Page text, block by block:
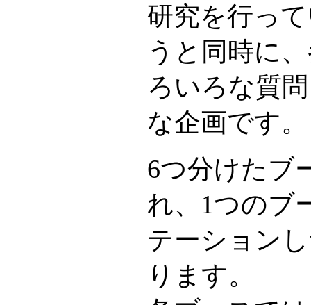
研究を行っ
うと同時に
ろいろな質
な企画です。
6つ分けたブ
れ、1つのブ
テーション
ります。